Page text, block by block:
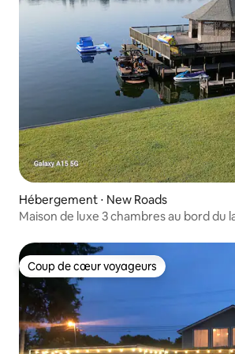
Hébergement ⋅ New Roads
Maison de luxe 3 chambres au bord du
Coup de cœur voyageurs
Coup de cœur voyageurs